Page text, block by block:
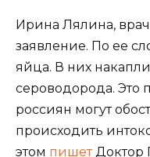
Ирина Лялина,
заявление. По ее
яйца. В них
сероводорода. Это
россиян могут
происходить
этом пишетДоктор